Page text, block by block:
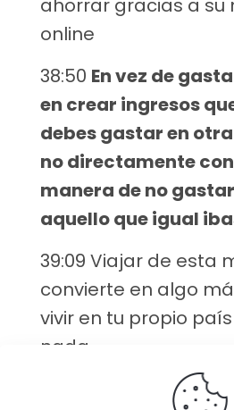
ahorrar gracias a su
online
38:50 En vez de
en crear ingresos
debes gastar en
no directamente
manera de no
aquello que igual
39:09 Viajar de esta
convierte en algo
vivir en tu propio
nada
39:42 Si realmente